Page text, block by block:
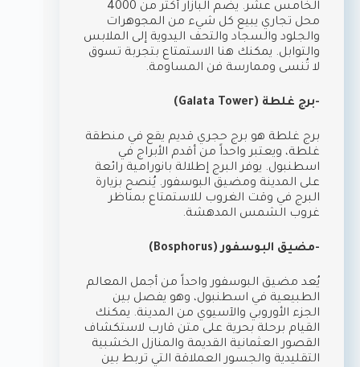
الخامس عشر. يضم البازار أكثر من 4000
محل تجاري يبيع كل شيء من المجوهرات
والجلود والسجاد والتحف اليدوية إلى الملابس
والتوابل. يمكنك هنا الاستمتاع بتجربة تسوق
لا تُنسى وممارسة فن المساومة.
-برج غلطة (Galata Tower)
برج غلطة هو برج حجري قديم يقع في منطقة
غلطة، ويعتبر واحداً من أقدم الأبراج في
اسطنبول. يوفر البرج إطلالة بانورامية رائعة
على المدينة ومضيق البوسفور. يُنصح بزيارة
البرج في وقت الغروب للاستمتاع بمناظر
غروب الشمس المدهشة.
-مضيق البوسفور (Bosphorus)
يُعد مضيق البوسفور واحداً من أجمل المعالم
الطبيعية في اسطنبول، وهو يفصل بين
الجزء الأوروبي والآسيوي من المدينة. يمكنك
القيام برحلة بحرية على متن قارب لاستكشاف
القصور العثمانية القديمة والمنازل الخشبية
التقليدية والجسور العملاقة التي تربط بين